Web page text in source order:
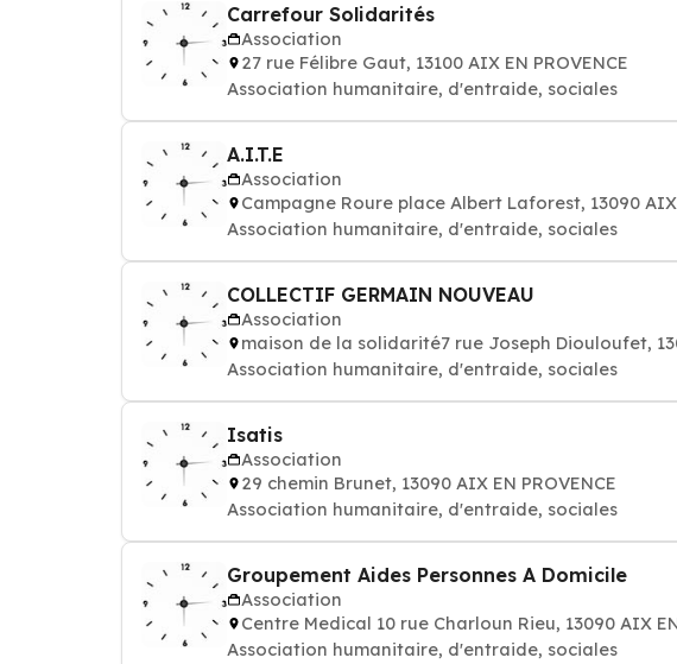
Carrefour Solidarités
Association
27 rue Félibre Gaut, 13100 AIX EN PROVENCE
Association humanitaire, d'entraide, sociales
A.I.T.E
Association
Campagne Roure place Albert Laforest, 13090 AIX
Association humanitaire, d'entraide, sociales
COLLECTIF GERMAIN NOUVEAU
Association
maison de la solidarité7 rue Joseph Diouloufet,
Association humanitaire, d'entraide, sociales
Isatis
Association
29 chemin Brunet, 13090 AIX EN PROVENCE
Association humanitaire, d'entraide, sociales
Groupement Aides Personnes A Domicile
Association
Centre Medical 10 rue Charloun Rieu, 13090 AIX
Association humanitaire, d'entraide, sociales